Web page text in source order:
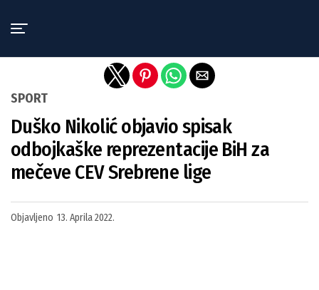
SPORT
Duško Nikolić objavio spisak
odbojkaške reprezentacije BiH za
mečeve CEV Srebrene lige
Objavljeno 13. Aprila 2022.